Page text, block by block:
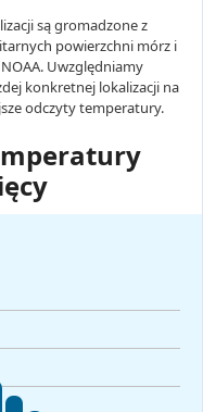
są gromadzone z
powierzchni mórz i
Uwzględniamy
konkretnej lokalizacji na
odczyty temperatury.